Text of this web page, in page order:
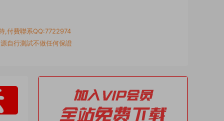
,付費聯系QQ:7722974
自行測試不做任何保證